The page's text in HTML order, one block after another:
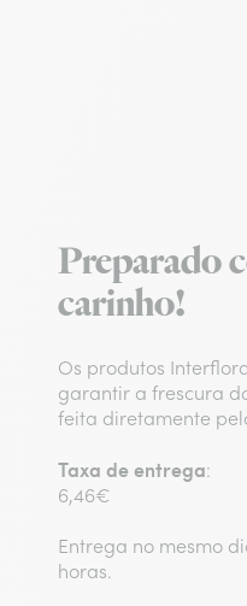
Preparado
carinho!
Os produtos
garantir a frescura
feita diretamente
Taxa de entrega:
6,46€
Entrega no mesmo
horas.